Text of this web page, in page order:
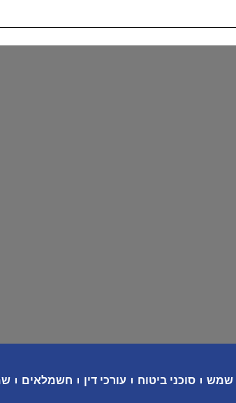
שמש סוכני ביטוח עורכי דין חשמלאים